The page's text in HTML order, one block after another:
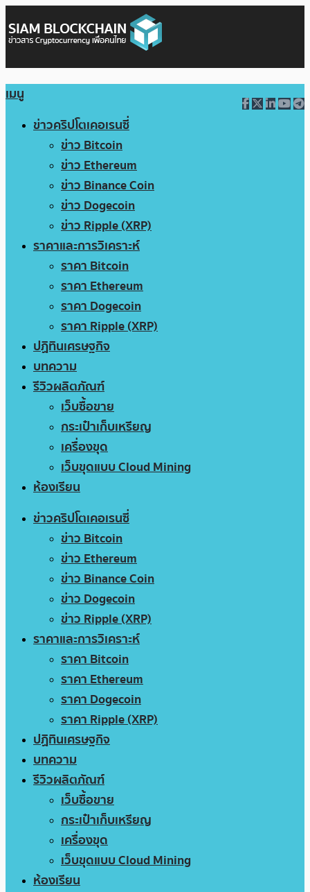
เมนู
ข่าวคริปโตเคอเรนซี่
ข่าว Bitcoin
ข่าว Ethereum
ข่าว Binance Coin
ข่าว Dogecoin
ข่าว Ripple (XRP)
ราคาและการวิเคราะห์
ราคา Bitcoin
ราคา Ethereum
ราคา Dogecoin
ราคา Ripple (XRP)
ปฏิทินเศรษฐกิจ
บทความ
รีวิวผลิตภัณฑ์
เว็บซื้อขาย
กระเป๋าเก็บเหรียญ
เครื่องขุด
เว็บขุดแบบ Cloud Mining
ห้องเรียน
ข่าวคริปโตเคอเรนซี่
ข่าว Bitcoin
ข่าว Ethereum
ข่าว Binance Coin
ข่าว Dogecoin
ข่าว Ripple (XRP)
ราคาและการวิเคราะห์
ราคา Bitcoin
ราคา Ethereum
ราคา Dogecoin
ราคา Ripple (XRP)
ปฏิทินเศรษฐกิจ
บทความ
รีวิวผลิตภัณฑ์
เว็บซื้อขาย
กระเป๋าเก็บเหรียญ
เครื่องขุด
เว็บขุดแบบ Cloud Mining
ห้องเรียน